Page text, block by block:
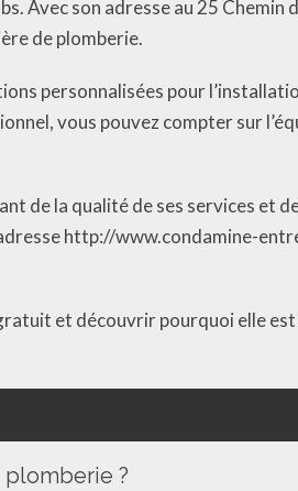
Avec son adresse au 25 Chemin
de plomberie.
personnalisées pour
vous pouvez compter sur
de la qualité de ses services et
http://www.condamine-
et découvrir pourquoi elle
plomberie ?